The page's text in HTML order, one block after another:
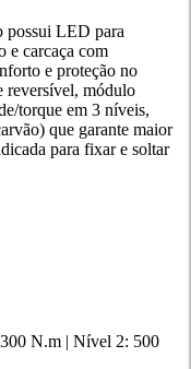
possui LED para
e carcaça com
e proteção no
reversível, módulo
torque em 3 níveis,
que garante maior
para fixar e soltar
N.m | Nível 2: 500